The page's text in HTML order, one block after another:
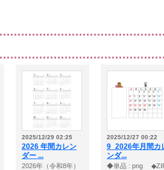
2025/12/29 02:25
2026 年間カレン
ダー ...
2026年（令和8年）
2025/12/27 00:22
9_2026年月間カ
ンダ...
◆単品 : png